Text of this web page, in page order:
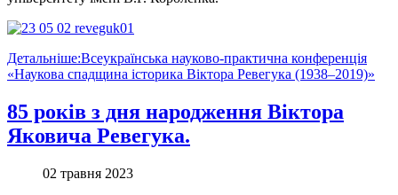
Детальніше:Всеукраїнська науково-практична конференція
«Наукова спадщина історика Віктора Ревегука (1938–2019)»
85 років з дня народження Віктора
Яковича Ревегука.
02 травня 2023